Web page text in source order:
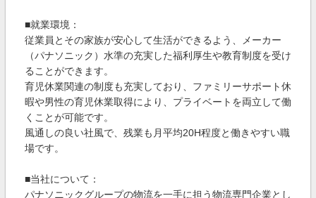
■就業環境：
従業員とその家族が安心して生活ができるよう、メーカー
（パナソニック）水準の充実した福利厚生や教育制度を受け
ることができます。
育児休業関連の制度も充実しており、ファミリーサポート休
暇や男性の育児休業取得により、プライベートを両立して働
くことが可能です。
風通しの良い社風で、残業も月平均20H程度と働きやすい職
場です。
■当社について：
パナソニックグループの物流を一手に担う物流専門企業とし